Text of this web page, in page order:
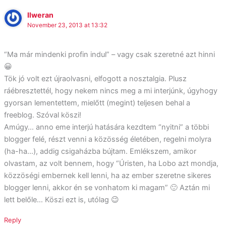
Ilweran
November 23, 2013 at 13:32
“Ma már mindenki profin indul” – vagy csak szeretné azt hinni
😀
Tök jó volt ezt újraolvasni, elfogott a nosztalgia. Plusz
ráébresztettél, hogy nekem nincs meg a mi interjúnk, úgyhogy
gyorsan lementettem, mielőtt (megint) teljesen behal a
freeblog. Szóval köszi!
Amúgy… anno eme interjú hatására kezdtem “nyitni” a többi
blogger felé, részt venni a közösség életében, regelni molyra
(ha-ha…), addig csigaházba bújtam. Emlékszem, amikor
olvastam, az volt bennem, hogy “Úristen, ha Lobo azt mondja,
közzöségi embernek kell lenni, ha az ember szeretne sikeres
blogger lenni, akkor én se vonhatom ki magam” 🙂 Aztán mi
lett belőle… Köszi ezt is, utólag 😉
Reply